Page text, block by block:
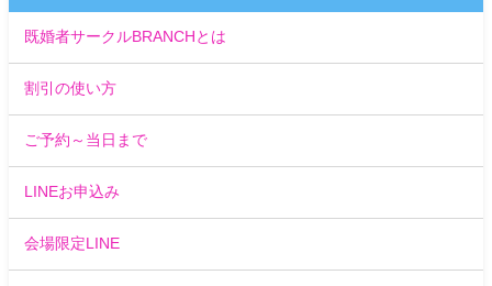
既婚者サークルBRANCHとは
割引の使い方
ご予約～当日まで
LINEお申込み
会場限定LINE